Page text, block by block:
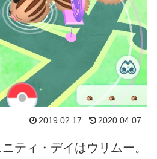
2019.02.17 2020.04.07
ティ・デイはウリムー。